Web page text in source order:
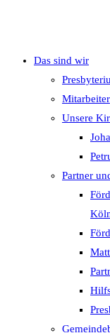
umschalten
Das sind wir
Mitarbeiter
Unsere
Partner